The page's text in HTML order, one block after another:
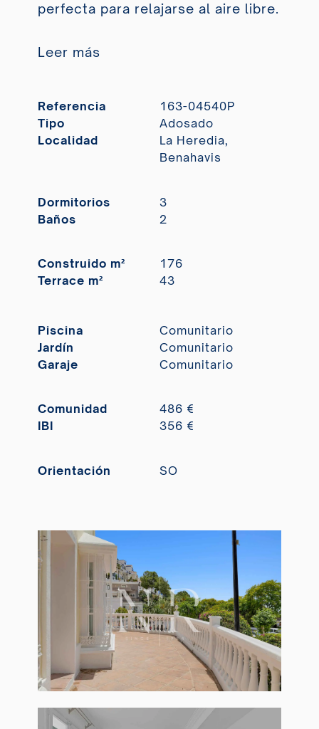
perfecta para relajarse al aire libre.
Leer más
Referencia
163-04540P
Tipo
Adosado
Localidad
La Heredia,
Benahavis
Dormitorios
3
Baños
2
Construido m²
176
Terrace m²
43
Piscina
Comunitario
Jardín
Comunitario
Garaje
Comunitario
Comunidad
486 €
IBI
356 €
Orientación SO